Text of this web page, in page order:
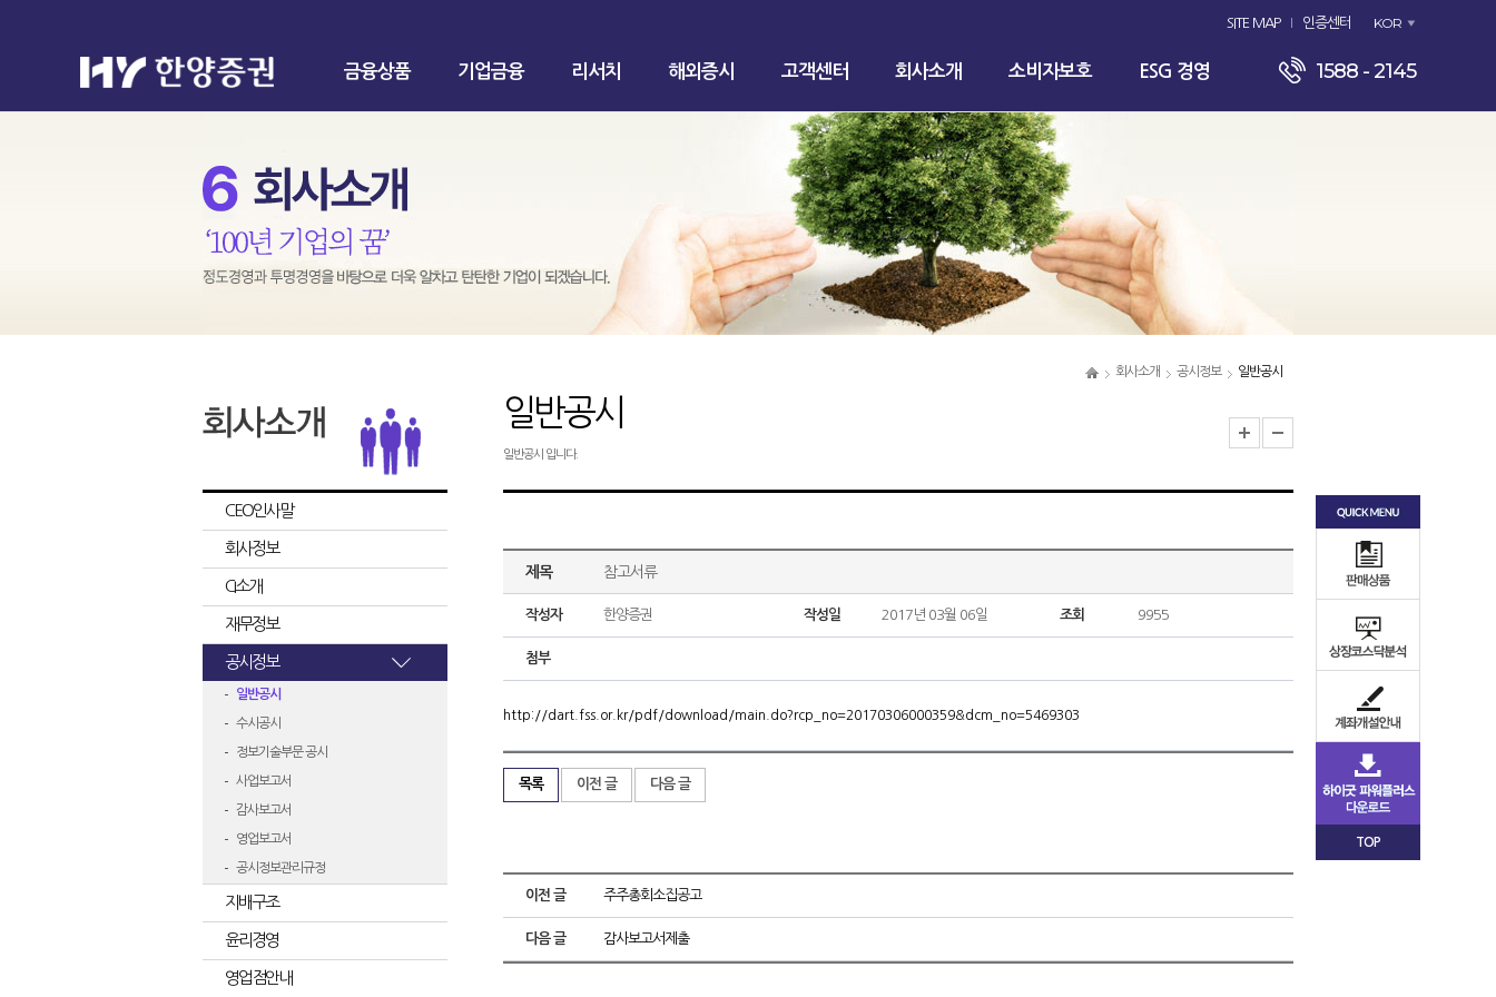
SITE MAP 인증센터 KOR
금융상품 기업금융 리서치 해외증시 고객센터 회사소개 소비자보호 ESG 경영 1588 - 2145
회사소개 공시정보 일반공시
CEO인사말
회사정보
CI소개
재무정보
공시정보
일반공시
수시공시
정보기술부문 공시
사업보고서
감사보고서
영업보고서
공시정보관리규정
지배구조
윤리경영
영업점안내
일반공시
일반공시 입니다.
제목 참고서류
작성자 한양증권 작성일 2017년 03월 06일 조회 9955
첨부
http://dart.fss.or.kr/pdf/download/main.do?rcp_no=20170306000359&dcm_no=5469303
목록 이전 글 다음 글
이전 글 주주총회소집공고
다음 글 감사보고서제출
TOP